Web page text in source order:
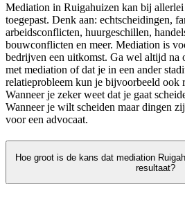
Mediation in Ruigahuizen kan bij
toegepast. Denk aan: echtscheidingen,
arbeidsconflicten, huurgeschillen,
bouwconflicten en meer. Mediation is
bedrijven een uitkomst. Ga wel altijd na
met mediation of dat je in een ander
relatieprobleem kun je bijvoorbeeld ook
Wanneer je zeker weet dat je gaat
Wanneer je wilt scheiden maar dingen
voor een advocaat.
Hoe groot is de kans dat mediation
resultaat?